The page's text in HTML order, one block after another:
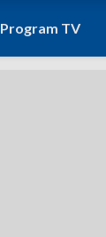
Program TV